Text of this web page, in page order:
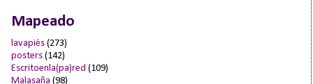
Mapeado
lavapiés (273)
posters (142)
Escritoenla(pa)red (109)
Malasaña (98)